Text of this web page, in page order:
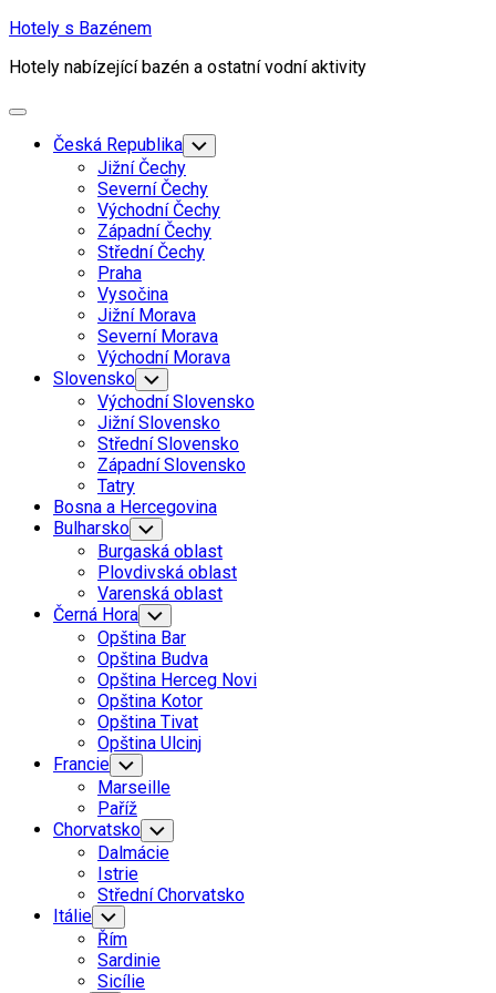
Skip
content
Hotely s Bazénem
Hotely nabízející bazén a ostatní vodní aktivity
Expand
Česká Republika Toggle
Child
Menu
Jižní Čechy
Severní Čechy
Východní Čechy
Západní Čechy
Střední Čechy
Praha
Vysočina
Jižní Morava
Severní Morava
Východní Morava
Slovensko Toggle
Child
Menu
Východní Slovensko
Jižní Slovensko
Střední Slovensko
Západní Slovensko
Tatry
Bosna a Hercegovina
Bulharsko Toggle
Child
Menu
Burgaská oblast
Plovdivská oblast
Varenská oblast
Current
Page
Parent
Černá Hora Toggle
Child
Menu
Current
Page:
Opština Bar
Opština Budva
Opština Herceg Novi
Opština Kotor
Opština Tivat
Opština Ulcinj
Francie Toggle
Child
Menu
Marseille
Paříž
Chorvatsko Toggle
Child
Menu
Dalmácie
Istrie
Střední Chorvatsko
Itálie Toggle
Child
Menu
Řím
Sardinie
Sicílie